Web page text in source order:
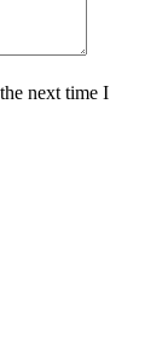
next time I